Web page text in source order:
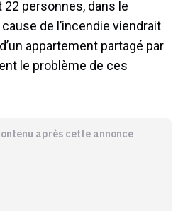
personnes, dans le
de l’incendie viendrait
appartement partagé par
le problème de ces
après cette annonce